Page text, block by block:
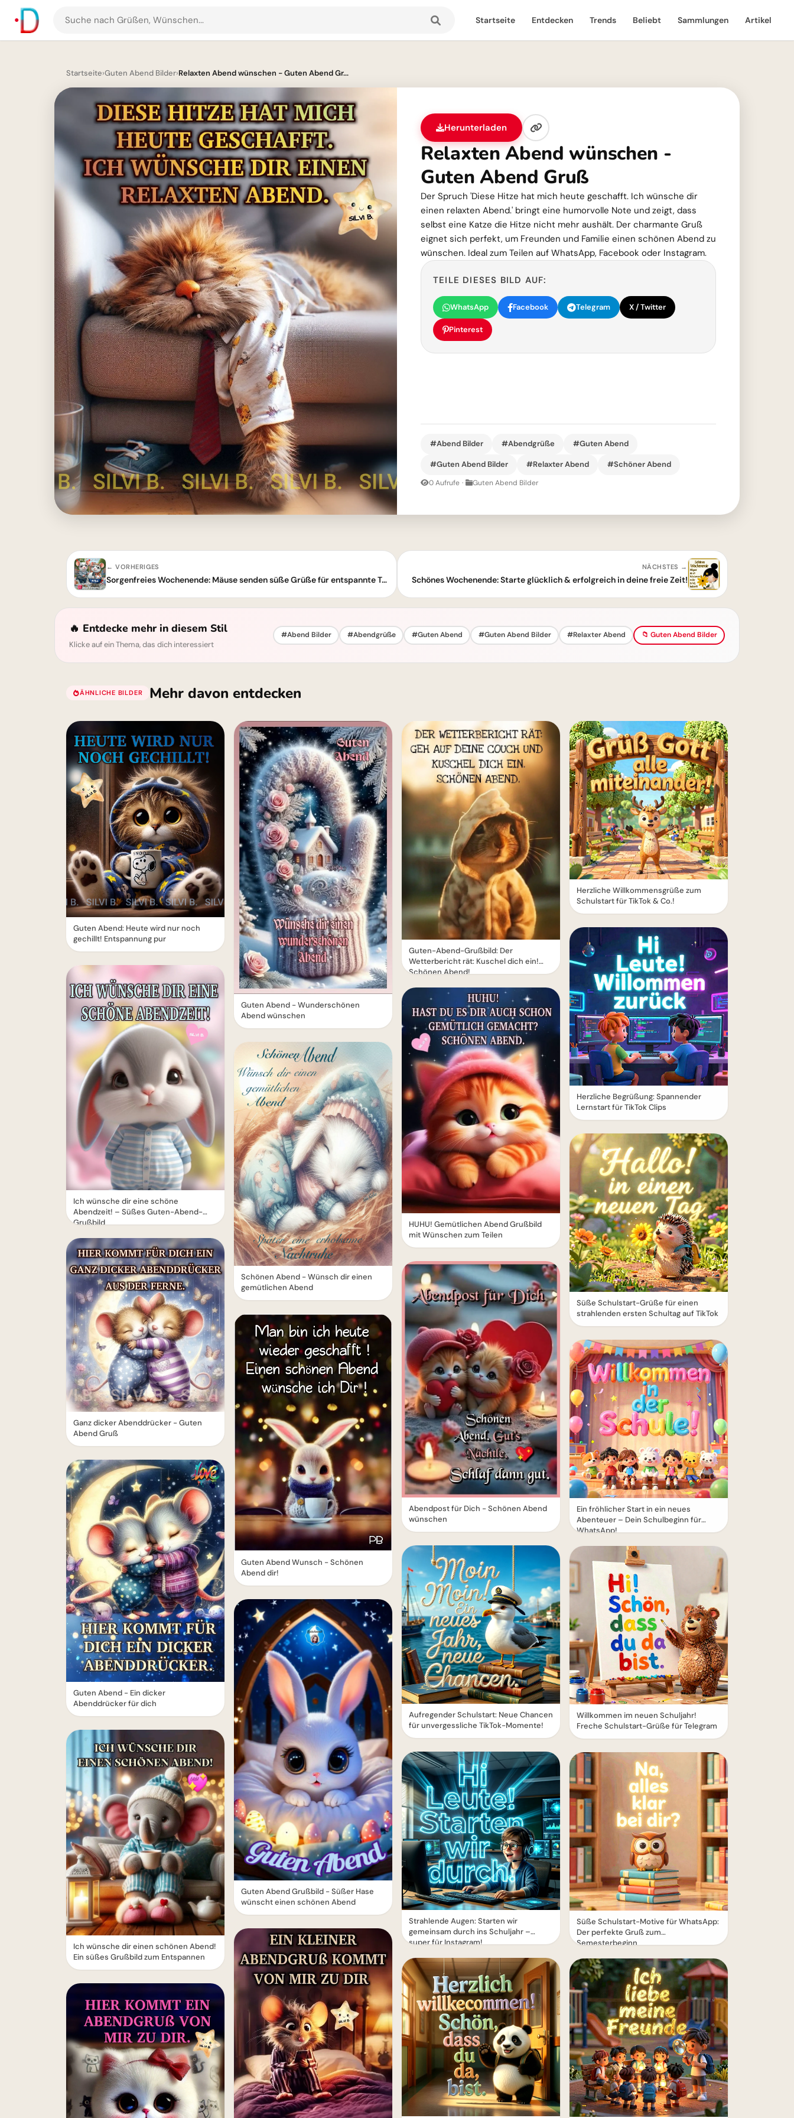
Suche
nach
und
Startseite Entdecken Trends Beliebt Sammlungen Artikel
Startseite›Guten Abend Bilder›Relaxten Abend wünschen - Guten Abend Gr...
Herunterladen
Relaxten Abend wünschen -
Guten Abend Gruß
Der Spruch 'Diese Hitze hat mich heute geschafft. Ich wünsche dir
einen relaxten Abend.' bringt eine humorvolle Note und zeigt, dass
selbst eine Katze die Hitze nicht mehr aushält. Der charmante Gruß
eignet sich perfekt, um Freunden und Familie einen schönen Abend zu
wünschen. Ideal zum Teilen auf WhatsApp, Facebook oder Instagram.
TEILE DIESES BILD AUF:
WhatsApp Facebook Telegram X / Twitter
Pinterest
#Abend Bilder #Abendgrüße #Guten Abend
#Guten Abend Bilder #Relaxter Abend #Schöner Abend
0 Aufrufe · Guten Abend Bilder
← VORHERIGES
Sorgenfreies Wochenende: Mäuse senden süße Grüße für entspannte Tage.
NÄCHSTES →
Schönes Wochenende: Starte glücklich & erfolgreich in deine freie Zeit!
🔥 Entdecke mehr in diesem Stil
Klicke auf ein Thema, das dich interessiert
#Abend Bilder #Abendgrüße #Guten Abend #Guten Abend Bilder #Relaxter Abend 📁 Guten Abend Bilder
ÄHNLICHE BILDER Mehr davon entdecken
Guten Abend: Heute wird nur noch
gechillt! Entspannung pur
Ich wünsche dir eine schöne
Abendzeit! – Süßes Guten-Abend-
Grußbild
Ganz dicker Abenddrücker - Guten
Abend Gruß
Guten Abend - Ein dicker
Abenddrücker für dich
Ich wünsche dir einen schönen Abend!
Ein süßes Grußbild zum Entspannen
Guten Abend - Wunderschönen
Abend wünschen
Schönen Abend - Wünsch dir einen
gemütlichen Abend
Guten Abend Wunsch - Schönen
Abend dir!
Guten Abend Grußbild - Süßer Hase
wünscht einen schönen Abend
Guten-Abend-Grußbild: Der
Wetterbericht rät: Kuschel dich ein!
Schönen Abend!
HUHU! Gemütlichen Abend Grußbild
mit Wünschen zum Teilen
Abendpost für Dich - Schönen Abend
wünschen
Aufregender Schulstart: Neue Chancen
für unvergessliche TikTok-Momente!
Strahlende Augen: Starten wir
gemeinsam durch ins Schuljahr –
super für Instagram!
Herzliche Willkommensgrüße zum
Schulstart für TikTok & Co.!
Herzliche Begrüßung: Spannender
Lernstart für TikTok Clips
Süße Schulstart-Grüße für einen
strahlenden ersten Schultag auf TikTok
Ein fröhlicher Start in ein neues
Abenteuer – Dein Schulbeginn für
WhatsApp!
Willkommen im neuen Schuljahr!
Freche Schulstart-Grüße für Telegram
Süße Schulstart-Motive für WhatsApp:
Der perfekte Gruß zum
Semesterbeginn